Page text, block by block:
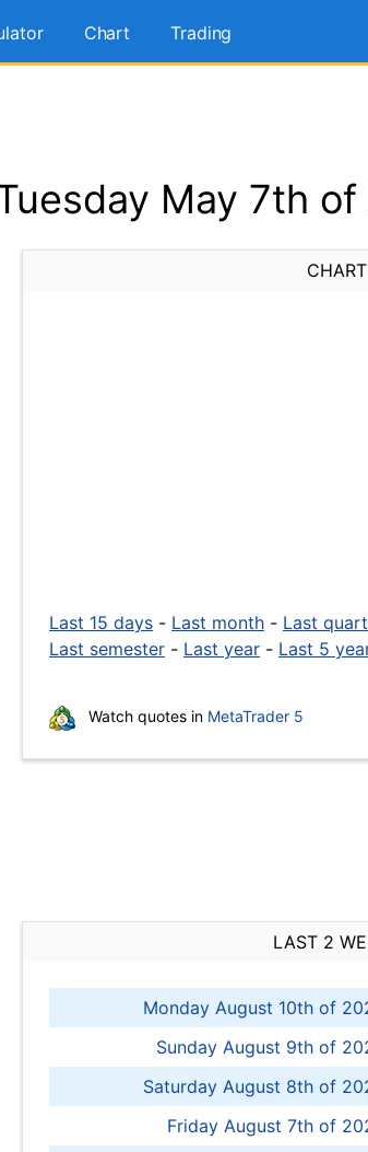
Chart Trading
May 7th of
CHART
Last 15 days - Last month - Last
Last semester - Last year - Last 5
Watch quotes in MetaTrader 5
LAST 2
Monday August 10th of
Sunday August 9th of
Saturday August 8th of
Friday August 7th of